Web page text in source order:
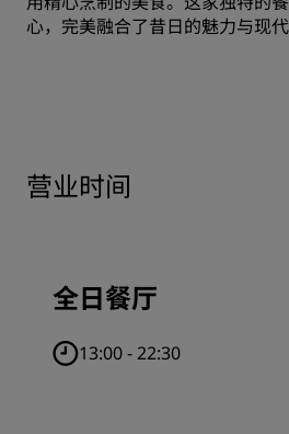
心，完美融合了昔日的魅力与现代
营业时间
全日餐厅
13:00 - 22:30